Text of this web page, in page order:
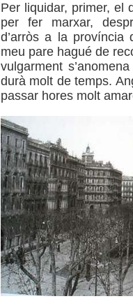
Per liquidar, primer, el
per fer marxar,
d’arròs a la província
meu pare hagué de
vulgarment
durà molt de temps.
passar hores molt